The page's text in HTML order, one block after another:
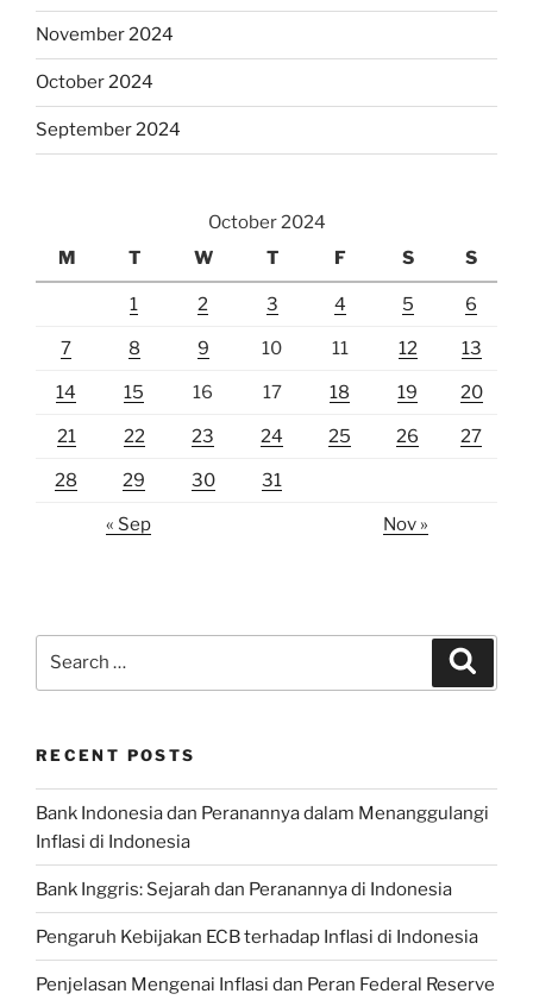
November 2024
October 2024
September 2024
October 2024
M
T W T F S S
1 2 3 4 5 6
7 8 9 10 11 12 13
14 15 16 17 18 19 20
21 22 23 24 25 26 27
28 29 30 31
« Sep Nov »
RECENT POSTS
Bank Indonesia dan Peranannya dalam Menanggulangi
Inflasi di Indonesia
Bank Inggris: Sejarah dan Peranannya di Indonesia
Pengaruh Kebijakan ECB terhadap Inflasi di Indonesia
Penjelasan Mengenai Inflasi dan Peran Federal Reserve